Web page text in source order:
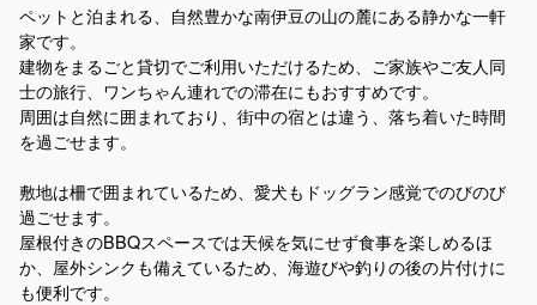
ペットと泊まれる、自然豊かな南伊豆の山の麓にある静かな一軒
家です。
建物をまるごと貸切でご利用いただけるため、ご家族やご友人同
士の旅行、ワンちゃん連れでの滞在にもおすすめです。
周囲は自然に囲まれており、街中の宿とは違う、落ち着いた時間
を過ごせます。
敷地は柵で囲まれているため、愛犬もドッグラン感覚でのびのび
過ごせます。
屋根付きのBBQスペースでは天候を気にせず食事を楽しめるほ
か、屋外シンクも備えているため、海遊びや釣りの後の片付けに
も便利です。